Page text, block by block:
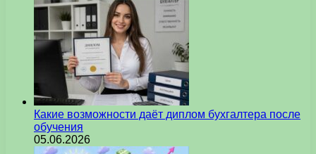
Какие возможности даёт диплом бухгалтера после
обучения
05.06.2026